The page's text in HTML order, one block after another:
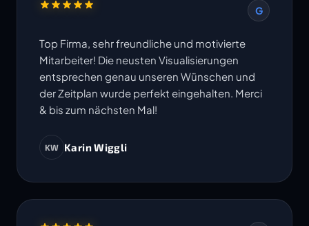
G
Top Firma, sehr freundliche und motivierte
Mitarbeiter! Die neusten Visualisierungen
entsprechen genau unseren Wünschen und
der Zeitplan wurde perfekt eingehalten. Merci
& bis zum nächsten Mal!
KW Karin Wiggli